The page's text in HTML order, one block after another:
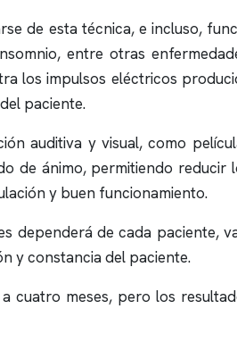
de esta técnica, e incluso,
, entre otras
los impulsos eléctricos
paciente.
auditiva y visual, como
de ánimo, permitiendo reducir
y buen funcionamiento.
dependerá de cada paciente,
y constancia del paciente.
cuatro meses, pero los